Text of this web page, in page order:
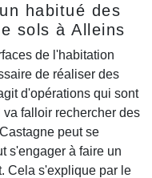
habitué des
sols à Alleins
de l'habitation
de réaliser des
d'opérations qui sont
falloir rechercher des
peut se
s'engager à faire un
Cela s'explique par le